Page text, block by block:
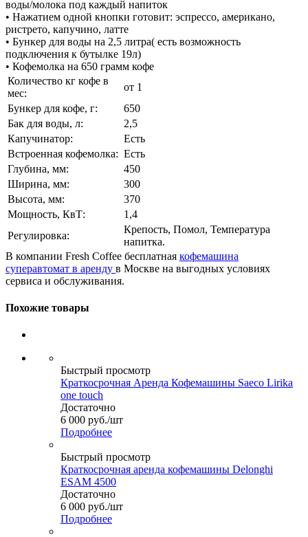
воды/молока под каждый напиток
• Нажатием одной кнопки готовит: эспрессо, американо,
ристрето, капучино, латте
• Бункер для воды на 2,5 литра( есть возможность
подключения к бутылке 19л)
• Кофемолка на 650 грамм кофе
Количество кг кофе в
мес:
от 1
Бункер для кофе, г:
650
Бак для воды, л:
2,5
Капучинатор:
Есть
Встроенная кофемолка: Есть
Глубина, мм:
450
Ширина, мм:
300
Высота, мм:
370
Мощность, КвТ:
1,4
Регулировка:
Крепость, Помол, Температура
напитка.
В компании Fresh Coffee бесплатная кофемашина
суперавтомат в аренду в Москве на выгодных условиях
сервиса и обслуживания.
Похожие товары
Быстрый просмотр
Краткосрочная Аренда Кофемашины Saeco Lirika
one touch
Достаточно
6 000 руб./шт
Подробнее
Быстрый просмотр
Краткосрочная аренда кофемашины Delonghi
ESAM 4500
Достаточно
6 000 руб./шт
Подробнее